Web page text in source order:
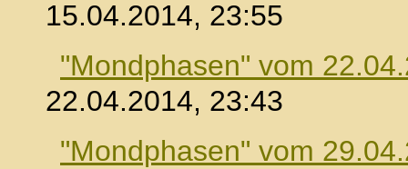
15.04.2014, 23:55
"Mondphasen" vom
22.04.2014, 23:43
"Mondphasen" vom